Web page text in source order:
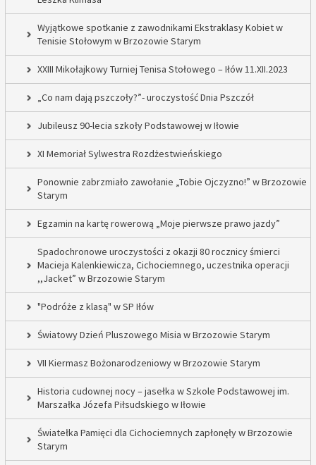
Wyjątkowe spotkanie z zawodnikami Ekstraklasy Kobiet w
Tenisie Stołowym w Brzozowie Starym
XXIII Mikołajkowy Turniej Tenisa Stołowego – Iłów 11.XII.2023
„Co nam dają pszczoły?”- uroczystość Dnia Pszczół
Jubileusz 90-lecia szkoły Podstawowej w Iłowie
XI Memoriał Sylwestra Rozdżestwieńskiego
Ponownie zabrzmiało zawołanie „Tobie Ojczyzno!” w Brzozowie
Starym
Egzamin na kartę rowerową „Moje pierwsze prawo jazdy”
Spadochronowe uroczystości z okazji 80 rocznicy śmierci
Macieja Kalenkiewicza, Cichociemnego, uczestnika operacji
,,Jacket” w Brzozowie Starym
"Podróże z klasą" w SP Iłów
Światowy Dzień Pluszowego Misia w Brzozowie Starym
VII Kiermasz Bożonarodzeniowy w Brzozowie Starym
Historia cudownej nocy – jasełka w Szkole Podstawowej im.
Marszałka Józefa Piłsudskiego w Iłowie
Światełka Pamięci dla Cichociemnych zapłonęły w Brzozowie
Starym